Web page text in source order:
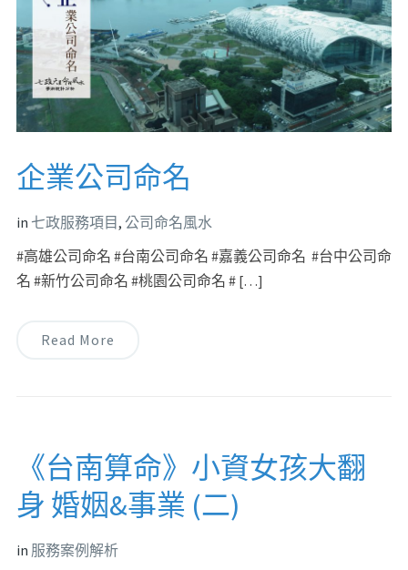
企業公司命名
in 七政服務項目, 公司命名風水
#高雄公司命名 #台南公司命名 #嘉義公司命名 #台中公司命
名 #新竹公司命名 #桃園公司命名 # […]
Read More
《台南算命》小資女孩大翻
身 婚姻&事業 (二)
in 服務案例解析